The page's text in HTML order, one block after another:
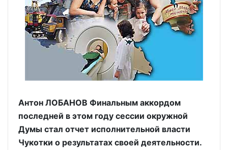
Антон ЛОБАНОВ Финальным аккордом
последней в этом году сессии окружной
Думы стал отчет исполнительной власти
Чукотки о результатах своей деятельности.